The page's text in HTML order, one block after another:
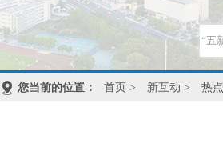
您当前的位置： 首页 > 新互动 > 热